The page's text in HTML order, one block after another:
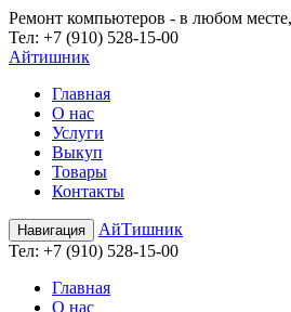
Ремонт компьютеров - в любом
Teл: +7 (910) 528-15-00
Айтишник
Главная
О нас
Услуги
Выкуп
Товары
Контакты
Навигация
АйТишник
Teл: +7 (910) 528-15-00
Главная
О нас